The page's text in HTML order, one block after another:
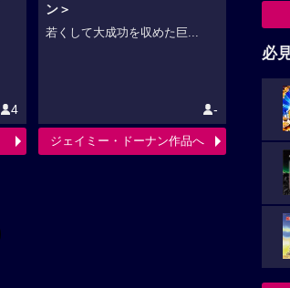
4
ン＞
若くして大成功を収めた巨...
-
ジェイミー・ドーナン作品へ
必